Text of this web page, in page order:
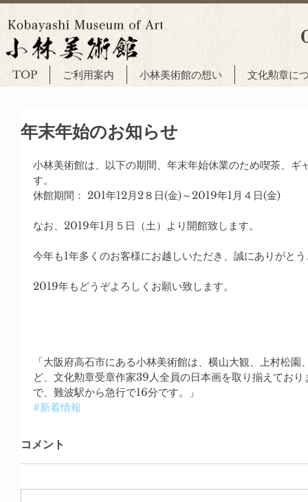
TOP ご利用案内 小林美術館の想い 文化勲章に
年末年始のお知らせ
小林美術館は、以下の期間、年末年始休業のため喫茶、ギ
す。
休館期間： 201年12月2８日(金)～2019年1月４日(金)
なお、2019年1月５日（土）より開館致します。
今年も1年多くのお客様にお越しいただき、誠にありがと
2019年もどうぞよろしくお願い致します。
「大阪府高石市にある小林美術館は、横山大観、上村松
ど、文化勲章受章作家39人全員の日本画を取り揃えてお
で、難波駅から急行で16分です。」
#新着情報
コメント